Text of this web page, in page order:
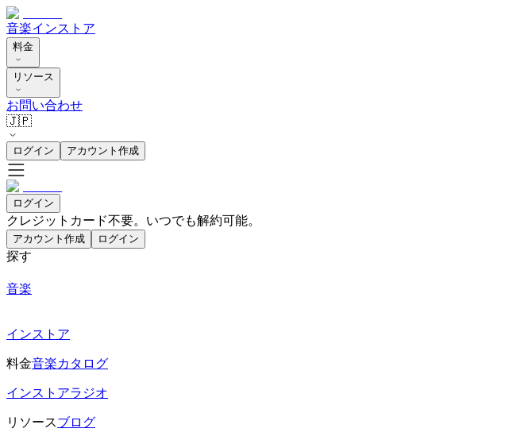
音楽インストア
料金
リソース
お問い合わせ
🇯🇵
ログイン アカウント作成
ログイン
クレジットカード不要。いつでも解約可能。
アカウント作成 ログイン
探す
音楽
インストア
料金音楽カタログ
インストアラジオ
リソースブログ